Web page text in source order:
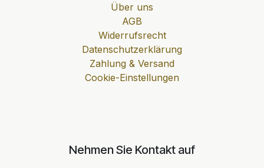
Über uns
AGB
Widerrufsrecht
Datenschutzerklärung
Zahlung & Versand
Cookie-Einstellungen
Nehmen Sie Kontakt auf